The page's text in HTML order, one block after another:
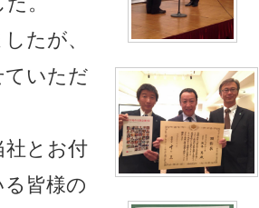
たが、
ていただ
社とお付
皆様の